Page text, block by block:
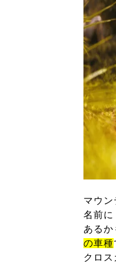
マウ
名前に
あるか
の車種
クロ